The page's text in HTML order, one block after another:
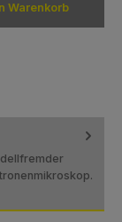
Warenkorb